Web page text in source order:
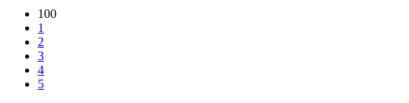
100
1
2
3
4
5